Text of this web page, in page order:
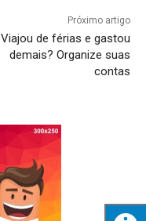
Próximo artigo
Viajou de férias e gastou
demais? Organize suas
contas